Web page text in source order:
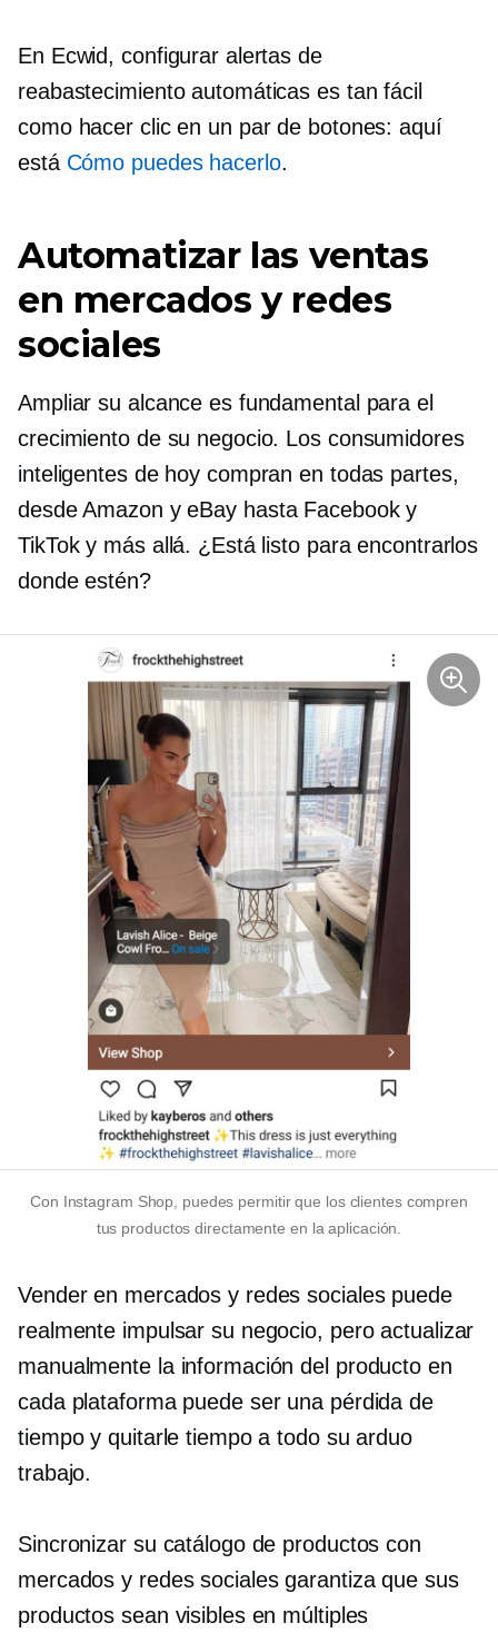
En Ecwid, configurar alertas de
reabastecimiento automáticas es tan fácil
como hacer clic en un par de botones: aquí
está Cómo puedes hacerlo.
Automatizar las ventas
en mercados y redes
sociales
Ampliar su alcance es fundamental para el
crecimiento de su negocio. Los consumidores
inteligentes de hoy compran en todas partes,
desde Amazon y eBay hasta Facebook y
TikTok y más allá. ¿Está listo para encontrarlos
donde estén?
Con Instagram Shop, puedes permitir que los clientes compren
tus productos directamente en la aplicación.
Vender en mercados y redes sociales puede
realmente impulsar su negocio, pero actualizar
manualmente la información del producto en
cada plataforma puede ser una pérdida de
tiempo y quitarle tiempo a todo su arduo
trabajo.
Sincronizar su catálogo de productos con
mercados y redes sociales garantiza que sus
productos sean visibles en múltiples